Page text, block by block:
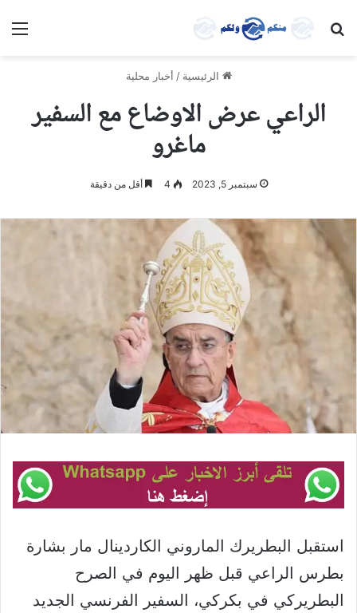
بحث عن
الرئيسية / أخبار محلية
الراعي عرض الاوضاع مع السفير
ماغرو
سبتمبر 5, 2023 4 أقل من دقيقة
استقبل البطريرك الماروني الكاردينال مار بشارة
بطرس الراعي قبل ظهر اليوم في الصرح
البطريركي في بكركي، السفير الفرنسي الجديد